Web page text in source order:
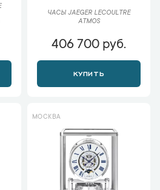
ЧАСЫ JAEGER LECOULTRE
ATMOS
406 700 руб.
КУПИТЬ
МОСКВА